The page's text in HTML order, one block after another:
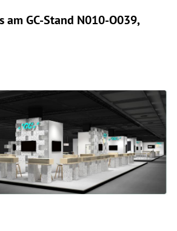
am GC-Stand N010-O039,